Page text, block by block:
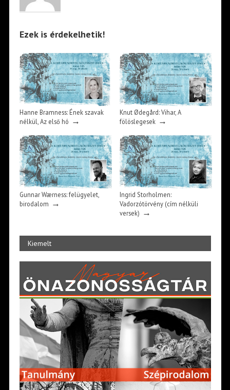
Ezek is érdekelhetik!
Hanne Bramness: Ének szavak
nélkül, Az első hó →
Knut Ødegård: Vihar, A
fölöslegesek→
Gunnar Wærness: felügyelet,
birodalom →
Ingrid Storholmen:
Vadorzótörvény (cím nélküli
versek) →
Kiemelt